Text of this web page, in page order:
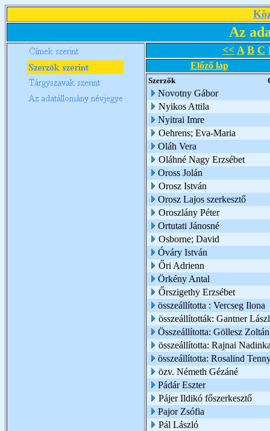
Az
<< A B C
Előző lap
Szerzők
Novotny Gábor
Nyikos Attila
Nyitrai Imre
Oehrens; Eva-Maria
Oláh Vera
Oláhné Nagy Erzsébet
Oross Jolán
Orosz István
Orosz Lajos szerkesztő
Oroszlány Péter
Ortutati Jánosné
Osborne; David
Óváry István
Őri Adrienn
Örkény Antal
Őrszigethy Erzsébet
összeállította : Vercseg Ilona
összeállították: Gantner
Összeállította: Göllesz Zoltán
összeállította: Rajnai
összeállította: Rosalind
özv. Németh Gézáné
Pádár Eszter
Pájer Ildikó főszerkesztő
Pajor Zsófia
Pál László